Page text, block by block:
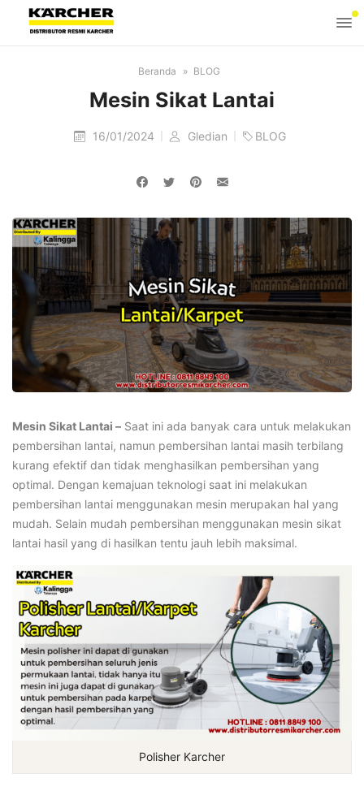
Beranda BLOG
Mesin Sikat Lantai
16/01/2024 Gledian BLOG
Mesin Sikat Lantai – Saat ini ada banyak cara untuk melakukan
pembersihan lantai, namun pembersihan lantai masih terbilang
kurang efektif dan tidak menghasilkan pembersihan yang
optimal. Dengan kemajuan teknologi saat ini melakukan
pembersihan lantai menggunakan mesin merupakan hal yang
mudah. Selain mudah pembersihan menggunakan mesin sikat
lantai hasil yang di hasilkan tentu jauh lebih maksimal.
Polisher Karcher